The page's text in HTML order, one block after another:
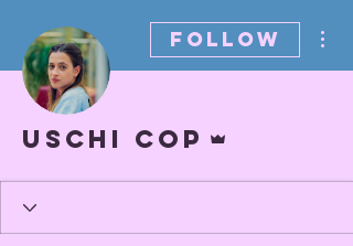
Follow
Uschi Cop